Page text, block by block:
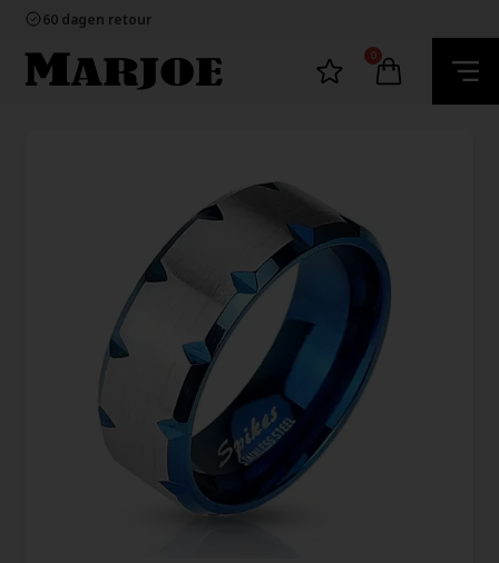
60 dagen retour
Ecommerce Europe
100% nikkelvrij sieraden
60 dagen retour
0